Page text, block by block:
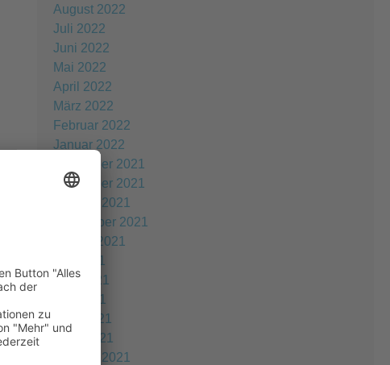
August 2022
Juli 2022
Juni 2022
Mai 2022
April 2022
März 2022
Februar 2022
Januar 2022
Dezember 2021
November 2021
Oktober 2021
September 2021
August 2021
Juli 2021
Juni 2021
Mai 2021
April 2021
März 2021
Februar 2021